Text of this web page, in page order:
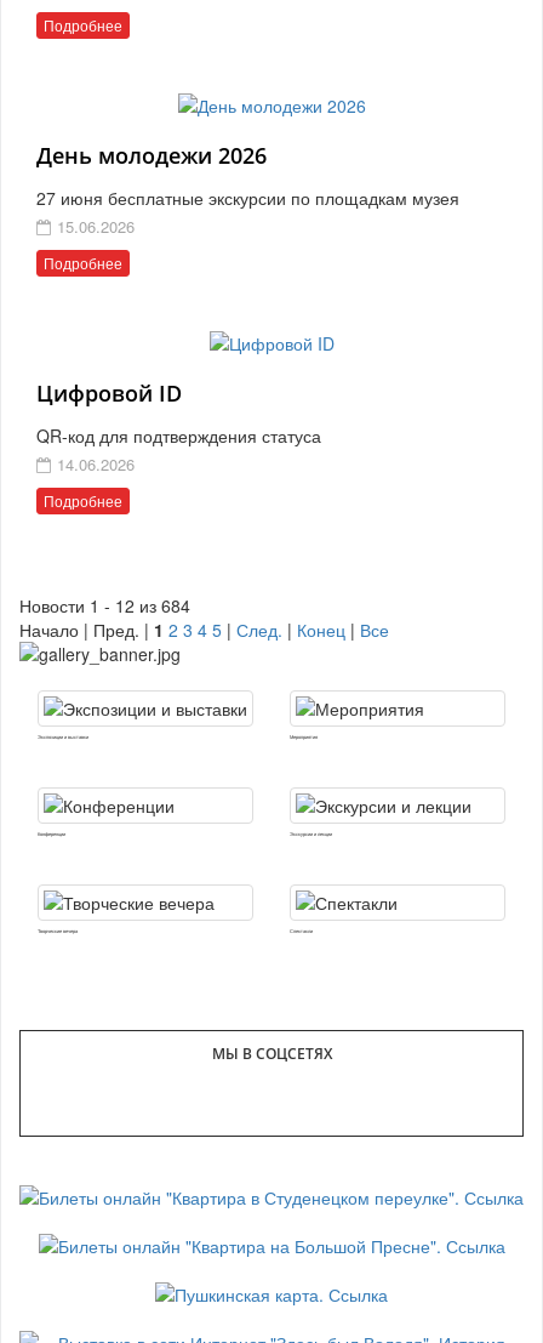
Подробнее
День молодежи 2026
27 июня бесплатные экскурсии по площадкам музея
15.06.2026
Подробнее
Цифровой ID
QR-код для подтверждения статуса
14.06.2026
Подробнее
Новости 1 - 12 из 684
Начало | Пред. | 1 2 3 4 5 | След. | Конец | Все
Экспозиции и выставки Мероприятия
Конференции Экскурсии и лекции
Творческие вечера Спектакли
МЫ В СОЦСЕТЯХ